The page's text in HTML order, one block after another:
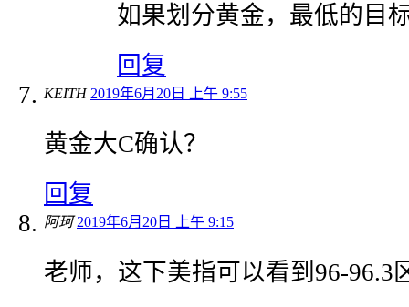
如果划分黄金，最低的目
回复
KEITH 2019年6月20日 上午 9:55
黄金大C确认？
回复
阿珂 2019年6月20日 上午 9:15
老师，这下美指可以看到96-96.3